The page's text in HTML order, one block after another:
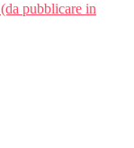
pubblicare in